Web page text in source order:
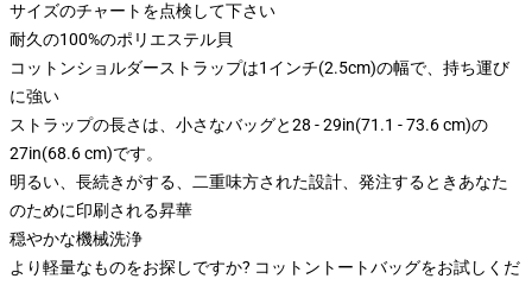
サイズのチャートを点検して下さい
耐久の100%のポリエステル貝
コットンショルダーストラップは1インチ(2.5cm)の幅で、持ち運び
に強い
ストラップの長さは、小さなバッグと28 - 29in(71.1 - 73.6 cm)の
27in(68.6 cm)です。
明るい、長続きがする、二重味方された設計、発注するときあなた
のために印刷される昇華
穏やかな機械洗浄
より軽量なものをお探しですか? コットントートバッグをお試しくだ